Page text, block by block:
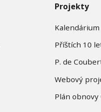
Projekty
Kalendárium
Příštích 10
P. de
Webový
Plán obnovy